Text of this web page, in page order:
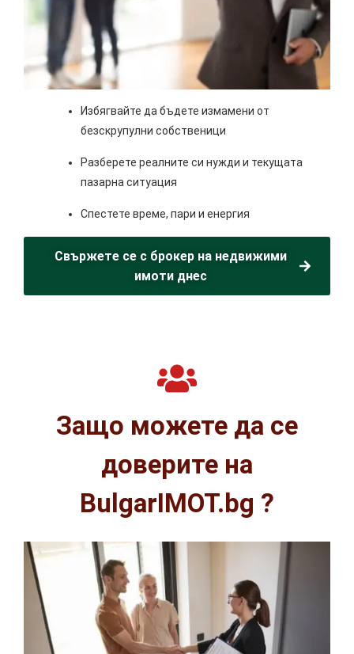
Избягвайте да бъдете измамени от
безскрупулни собственици
Разберете реалните си нужди и текущата
пазарна ситуация
Спестете време, пари и енергия
Свържете се с брокер на недвижими
имоти днес
Защо можете да се
доверите на
BulgarIMOT.bg ?